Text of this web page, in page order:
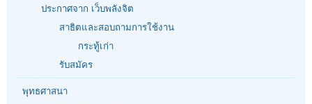
ประกาศจาก เว็บพลังจิต
สาธิตและสอบถามการใช้งาน
กระทู้เก่า
รับสมัคร
พุทธศาสนา